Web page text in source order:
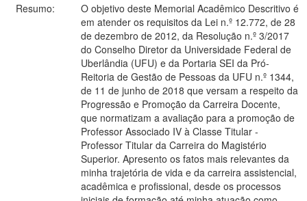
Resumo:
O objetivo deste Memorial Acadêmico Descritivo é
em atender os requisitos da Lei n.º 12.772, de 28
de dezembro de 2012, da Resolução n.º 3/2017
do Conselho Diretor da Universidade Federal de
Uberlândia (UFU) e da Portaria SEI da Pró-
Reitoria de Gestão de Pessoas da UFU n.º 1344,
de 11 de junho de 2018 que versam a respeito da
Progressão e Promoção da Carreira Docente,
que normatizam a avaliação para a promoção de
Professor Associado IV à Classe Titular -
Professor Titular da Carreira do Magistério
Superior. Apresento os fatos mais relevantes da
minha trajetória de vida e da carreira assistencial,
acadêmica e profissional, desde os processos